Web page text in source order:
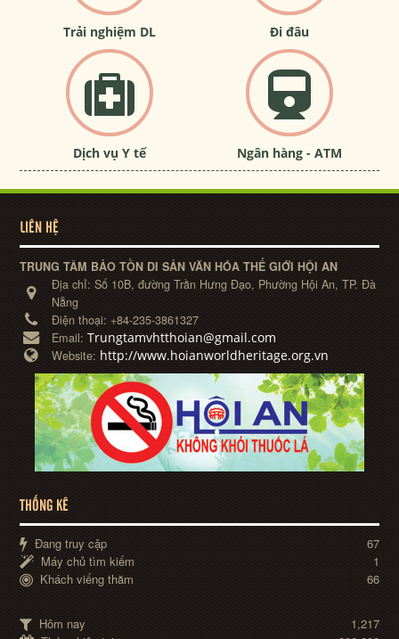
Trải nghiệm DL Đi đâu
Dịch vụ Y tế Ngân hàng - ATM
LIÊN HỆ
TRUNG TÂM BẢO TỒN DI SẢN VĂN HÓA THẾ GIỚI HỘI AN
Địa chỉ:Số 10B, đường Trần Hưng Đạo, Phường Hội An, TP. Đà
Nẵng
Điện thoại: +84-235-3861327
Email:Trungtamvhtthoian@gmail.com
Website: http://www.hoianworldheritage.org.vn
THỐNG KÊ
Đang truy cập
67
Máy chủ tìm kiếm
1
Khách viếng thăm
66
Hôm nay
1,217